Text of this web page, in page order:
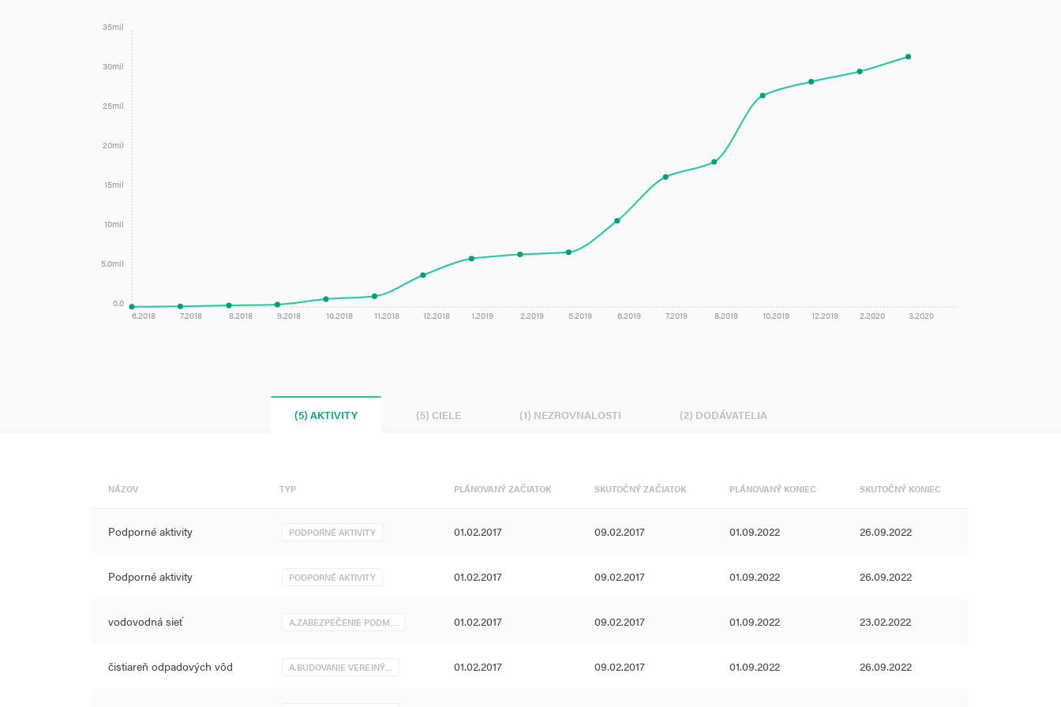
6.2018 7.2018 8.2018 9.2018 10.2018 11.2018 12.2018 1.2019 2.2019 5.2019 6.2019 7.2019 8.2019 10.2019 12.2019 2.2020 3.2020
0.0
5.0mil
10mil
15mil
20mil
25mil
30mil
35mil
(5) AKTIVITY (5) CIELE (1) NEZROVNALOSTI (2) DODÁVATELIA
NÁZOV TYP PLÁNOVANÝ ZAČIATOK SKUTOČNÝ ZAČIATOK PLÁNOVANÝ KONIEC SKUTOČNÝ KONIEC
Podporné aktivity PODPORNÉ AKTIVITY 01.02.2017 09.02.2017 01.09.2022 26.09.2022
Podporné aktivity PODPORNÉ AKTIVITY 01.02.2017 09.02.2017 01.09.2022 26.09.2022
vodovodná sieť A.ZABEZPEČENIE PODM… 01.02.2017 09.02.2017 01.09.2022 23.02.2022
čistiareň odpadových vôd A.BUDOVANIE VEREJNÝ… 01.02.2017 09.02.2017 01.09.2022 26.09.2022